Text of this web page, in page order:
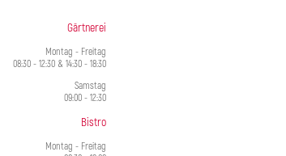
Gärtnerei
Montag - Freitag
08:30 - 12:30 & 14:30 - 18:30
Samstag
09:00 - 12:30
Bistro
Montag - Freitag